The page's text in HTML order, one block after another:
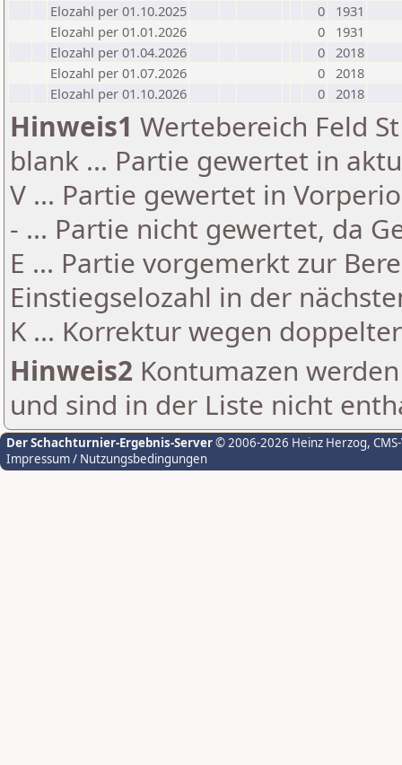
Elozahl per 01.10.2025
0
1931
Elozahl per 01.01.2026
0
1931
Elozahl per 01.04.2026
0 2018
Elozahl per 01.07.2026
0 2018
Elozahl per 01.10.2026
0 2018
Hinweis1 Wertebereich Feld
blank ... Partie gewertet in
V ... Partie gewertet in
- ... Partie nicht gewertet, da
E ... Partie vorgemerkt zur
Einstiegselozahl in der
K ... Korrektur wegen
Hinweis2 Kontumazen
und sind in der Liste nicht
Der Schachturnier-Ergebnis-Server© 2006-2026 Heinz Herzog,
Impressum / Nutzungsbedingungen